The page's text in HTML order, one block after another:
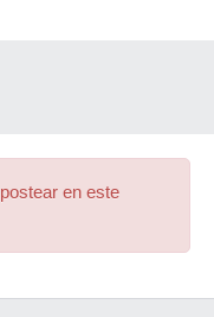
en este